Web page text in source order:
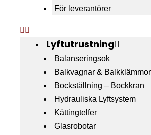
För leverantörer
Lyftutrustning
Balanseringsok
Balkvagnar & Balkklämmor
Bockställning – Bockkran
Hydrauliska Lyftsystem
Kättingtelfer
Glasrobotar